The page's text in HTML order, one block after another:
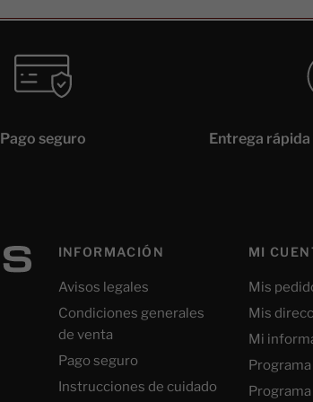
Pago seguro
Entrega rápida
INFORMACIÓN
Avisos legales
Condiciones generales
de venta
Pago seguro
Instrucciones de cuidado
MI
Mis
Mis
Mi